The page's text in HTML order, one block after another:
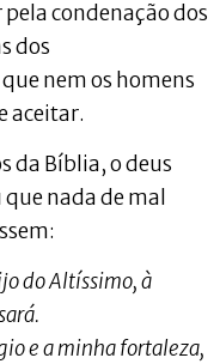
condenação dos
dos
que nem os homens
aceitar.
da Bíblia, o deus
nada de mal
do Altíssimo, à
e a minha fortaleza,